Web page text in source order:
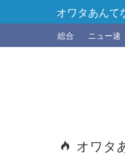
オワタあんて
総合
ニュー速
オワタ